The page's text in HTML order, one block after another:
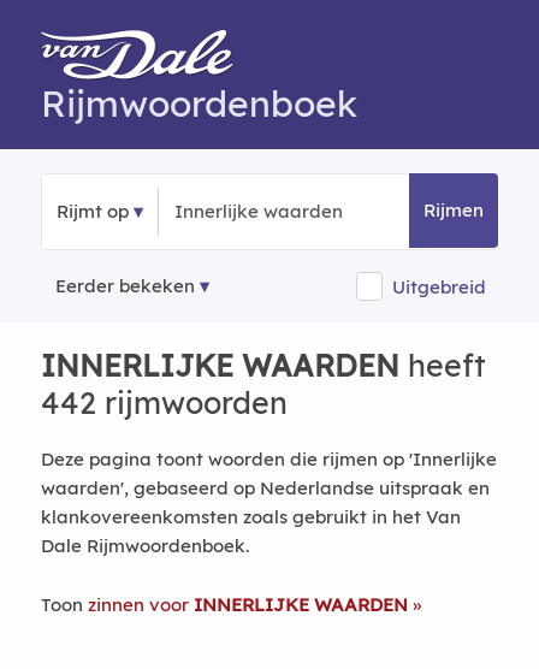
Rijmwoordenboek
Rijmt op Rijmen
Eerder bekeken Uitgebreid
INNERLIJKE WAARDEN heeft
442 rijmwoorden
Deze pagina toont woorden die rijmen op 'Innerlijke
waarden', gebaseerd op Nederlandse uitspraak en
klankovereenkomsten zoals gebruikt in het Van
Dale Rijmwoordenboek.
Toon zinnen voor INNERLIJKE WAARDEN